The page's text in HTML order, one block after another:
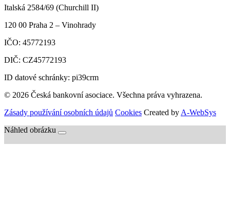
Italská 2584/69 (Churchill II)
120 00 Praha 2 – Vinohrady
IČO: 45772193
DIČ: CZ45772193
ID datové schránky: pi39crm
© 2026 Česká bankovní asociace. Všechna práva vyhrazena.
Zásady používání osobních údajů Cookies Created by A-WebSys
Náhled obrázku